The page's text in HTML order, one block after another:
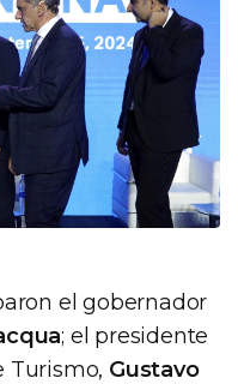
el gobernador
; el presidente
Turismo, Gustavo